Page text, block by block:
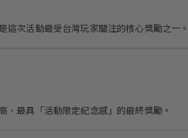
這次活動最受台灣玩家關注的核心獎勵之一
最具「活動限定紀念感」的最終獎勵。